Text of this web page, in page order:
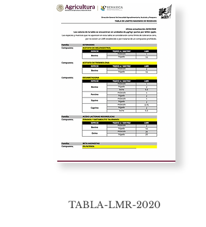
TABLA-LMR-2020